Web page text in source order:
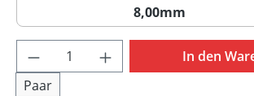
8,00mm
8,00mm
Produkt Anzahl: Gib den
Paar
In den